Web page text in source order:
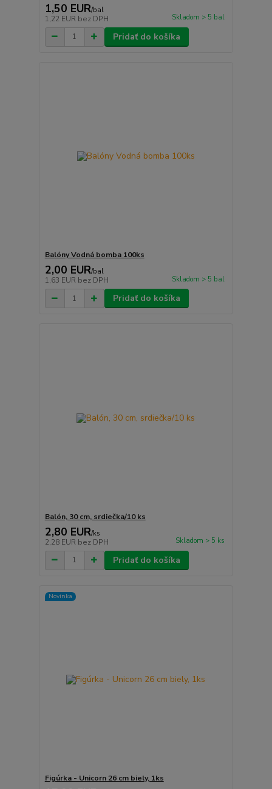
1,50 EUR/bal
1,22 EUR bez DPH Skladom > 5 bal
Pridať do košíka
Balóny Vodná bomba 100ks
2,00 EUR/bal
1,63 EUR bez DPH Skladom > 5 bal
Pridať do košíka
Balón, 30 cm, srdiečka/10 ks
2,80 EUR/ks
2,28 EUR bez DPH Skladom > 5 ks
Pridať do košíka
Novinka
Figúrka - Unicorn 26 cm biely, 1ks